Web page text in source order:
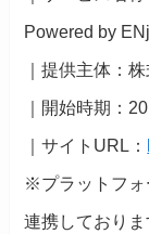
Powered by
｜提供主体
｜開始時期：
｜サイトURL：
※プラットフォ
連携しておりま